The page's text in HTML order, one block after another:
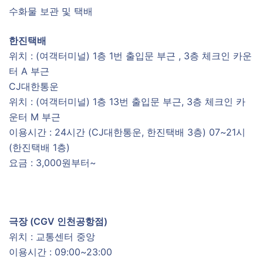
수화물 보관 및 택배
한진택배
위치 : (여객터미널) 1층 1번 출입문 부근 , 3층 체크인 카운
터 A 부근
CJ대한통운
위치 : (여객터미널) 1층 13번 출입문 부근, 3층 체크인 카
운터 M 부근
이용시간 : 24시간 (CJ대한통운, 한진택배 3층) 07~21시
(한진택배 1층)
요금 : 3,000원부터~
극장 (CGV 인천공항점)
위치 : 교통센터 중앙
이용시간 : 09:00~23:00